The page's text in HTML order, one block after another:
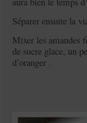
Séparer ensuite la
Mixer les amandes
de sucre glace, un
d’oranger .